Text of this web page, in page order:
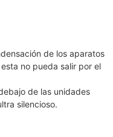
de los aparatos
no pueda salir por el
de las unidades
silencioso.